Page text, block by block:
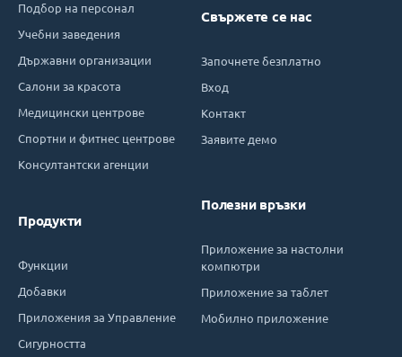
Подбор на персонал
Учебни заведения
Държавни организации
Салони за красота
Медицински центрове
Спортни и фитнес центрове
Консултантски агенции
Продукти
Функции
Добавки
Приложения за Управление
Сигурността
Свържете се нас
Започнете безплатно
Вход
Контакт
Заявите демо
Полезни връзки
Приложение за настолни
компютри
Приложение за таблет
Мобилно приложение